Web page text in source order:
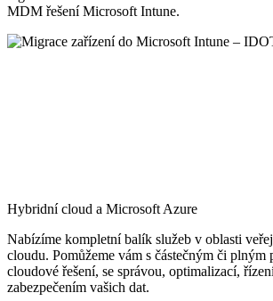
MDM řešení Microsoft Intune.
Hybridní cloud a Microsoft Azure
Nabízíme kompletní balík služeb v oblasti
cloudu. Pomůžeme vám s částečným či plným
cloudové řešení, se správou, optimalizací,
zabezpečením vašich dat.